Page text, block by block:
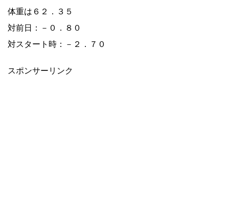
体重は６２．３５
対前日：－０．８０
対スタート時：－２．７０
スポンサーリンク